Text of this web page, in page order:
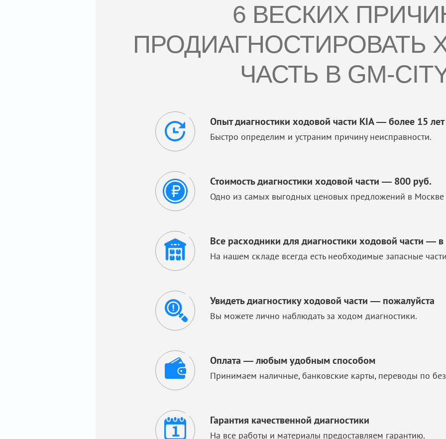
6 ВЕСКИХ
ПРОДИАГНОСТИРОВАТЬ
ЧАСТЬ В GM-
Опыт диагностики ходовой части KIA — более 15 лет
Быстро определим и устраним причину неисправности.
Стоимость диагностики ходовой части — 800 руб.
Одно из самых выгодных ценовых предложений в Москве
Все расходники для диагностики ходовой части —
На нашем складе всегда есть необходимые запасные
Увидеть диагностику ходовой части — пожалуйста
Вы можете лично наблюдать за ходом диагностики.
Оплата — любым удобным способом
Принимаем наличные, банковские карты, переводы по
Гарантия качественной диагностики
На все работы и материалы предоставляем гарантию.